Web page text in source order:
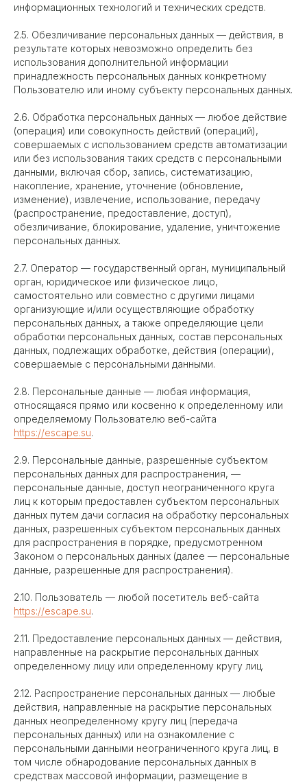
информационных технологий и технических средств.
2.5. Обезличивание персональных данных — действия, в
результате которых невозможно определить без
использования дополнительной информации
принадлежность персональных данных конкретному
Пользователю или иному субъекту персональных данных.
2.6. Обработка персональных данных — любое действие
(операция) или совокупность действий (операций),
совершаемых с использованием средств автоматизации
или без использования таких средств с персональными
данными, включая сбор, запись, систематизацию,
накопление, хранение, уточнение (обновление,
изменение), извлечение, использование, передачу
(распространение, предоставление, доступ),
обезличивание, блокирование, удаление, уничтожение
персональных данных.
2.7. Оператор — государственный орган, муниципальный
орган, юридическое или физическое лицо,
самостоятельно или совместно с другими лицами
организующие и/или осуществляющие обработку
персональных данных, а также определяющие цели
обработки персональных данных, состав персональных
данных, подлежащих обработке, действия (операции),
совершаемые с персональными данными.
2.8. Персональные данные — любая информация,
относящаяся прямо или косвенно к определенному или
определяемому Пользователю веб-сайта
https://escape.su.
2.9. Персональные данные, разрешенные субъектом
персональных данных для распространения, —
персональные данные, доступ неограниченного круга
лиц к которым предоставлен субъектом персональных
данных путем дачи согласия на обработку персональных
данных, разрешенных субъектом персональных данных
для распространения в порядке, предусмотренном
Законом о персональных данных (далее — персональные
данные, разрешенные для распространения).
2.10. Пользователь — любой посетитель веб-сайта
https://escape.su.
2.11. Предоставление персональных данных — действия,
направленные на раскрытие персональных данных
определенному лицу или определенному кругу лиц.
2.12. Распространение персональных данных — любые
действия, направленные на раскрытие персональных
данных неопределенному кругу лиц (передача
персональных данных) или на ознакомление с
персональными данными неограниченного круга лиц, в
том числе обнародование персональных данных в
средствах массовой информации, размещение в